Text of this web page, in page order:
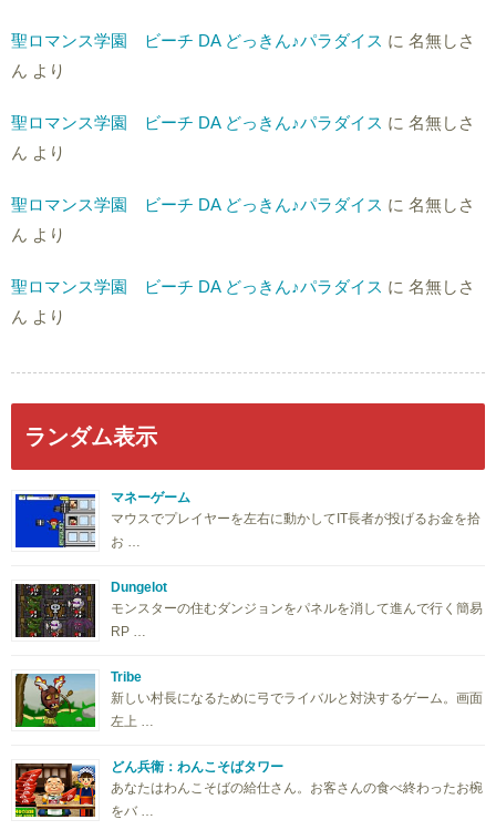
聖ロマンス学園 ビーチ DA どっきん♪パラダイス に 名無しさ
ん より
聖ロマンス学園 ビーチ DA どっきん♪パラダイス に 名無しさ
ん より
聖ロマンス学園 ビーチ DA どっきん♪パラダイス に 名無しさ
ん より
聖ロマンス学園 ビーチ DA どっきん♪パラダイス に 名無しさ
ん より
ランダム表示
マネーゲーム
マウスでプレイヤーを左右に動かしてIT長者が投げるお金を拾
お …
Dungelot
モンスターの住むダンジョンをパネルを消して進んで行く簡易
RP …
Tribe
新しい村長になるために弓でライバルと対決するゲーム。画面
左上 …
どん兵衛：わんこそばタワー
あなたはわんこそばの給仕さん。お客さんの食べ終わったお椀
をバ …